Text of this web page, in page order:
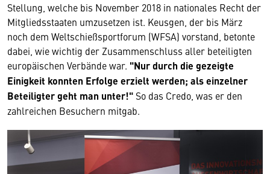
Stellung, welche bis November 2018 in nationales Recht der
Mitgliedsstaaten umzusetzen ist. Keusgen, der bis März
noch dem Weltschießsportforum (WFSA) vorstand, betonte
dabei, wie wichtig der Zusammenschluss aller beteiligten
europäischen Verbände war. "Nur durch die gezeigte
Einigkeit konnten Erfolge erzielt werden; als einzelner
Beteiligter geht man unter!" So das Credo, was er den
zahlreichen Besuchern mitgab.